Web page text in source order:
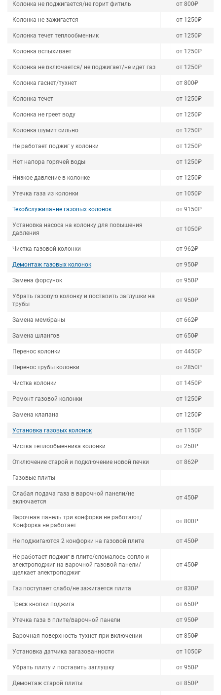
Колонка не поджигается/не горит фитиль от 800₽
Колонка не зажигается от 1250₽
Колонка течет теплообменник от 1250₽
Колонка вспыхивает от 1250₽
Колонка не включается/ не поджигает/не идет газ от 1250₽
Колонка гаснет/тухнет от 800₽
Колонка течет от 1250₽
Колонка не греет воду от 1250₽
Колонка шумит сильно от 1250₽
Не работает поджиг у колонки от 1250₽
Нет напора горячей воды от 1250₽
Низкое давление в колонке от 1250₽
Утечка газа из колонки от 1050₽
Техобслуживание газовых колонок от 9150₽
Установка насоса на колонку для повышения
давления
от 1050₽
Чистка газовой колонки от 962₽
Демонтаж газовых колонок от 950₽
Замена форсунок от 950₽
Убрать газовую колонку и поставить заглушки на
трубы
от 950₽
Замена мембраны от 662₽
Замена шлангов от 650₽
Перенос колонки от 4450₽
Перенос трубы колонки от 2850₽
Чистка колонки от 1450₽
Ремонт газовой колонки от 1250₽
Замена клапана от 1250₽
Установка газовых колонок от 1150₽
Чистка теплообменника колонки от 250₽
Отключение старой и подключение новой печки от 862₽
Газовые плиты
Слабая подача газа в варочной панели/не
включается
от 450₽
Варочная панель три конфорки не работают/
Конфорка не работает
от 800₽
Не поджигаются 2 конфорки на газовой плите от 450₽
Не работает поджиг в плите/сломалось сопло и
электроподжиг на варочной газовой панели/
щелкает электроподжиг
от 450₽
Газ поступает слабо/не зажигается плита от 830₽
Треск кнопки поджига от 650₽
Утечка газа в плите/варочной панели от 950₽
Варочная поверхность тухнет при включении от 850₽
Установка датчика загазованности от 1050₽
Убрать плиту и поставить заглушку от 950₽
Демонтаж старой плиты от 850₽